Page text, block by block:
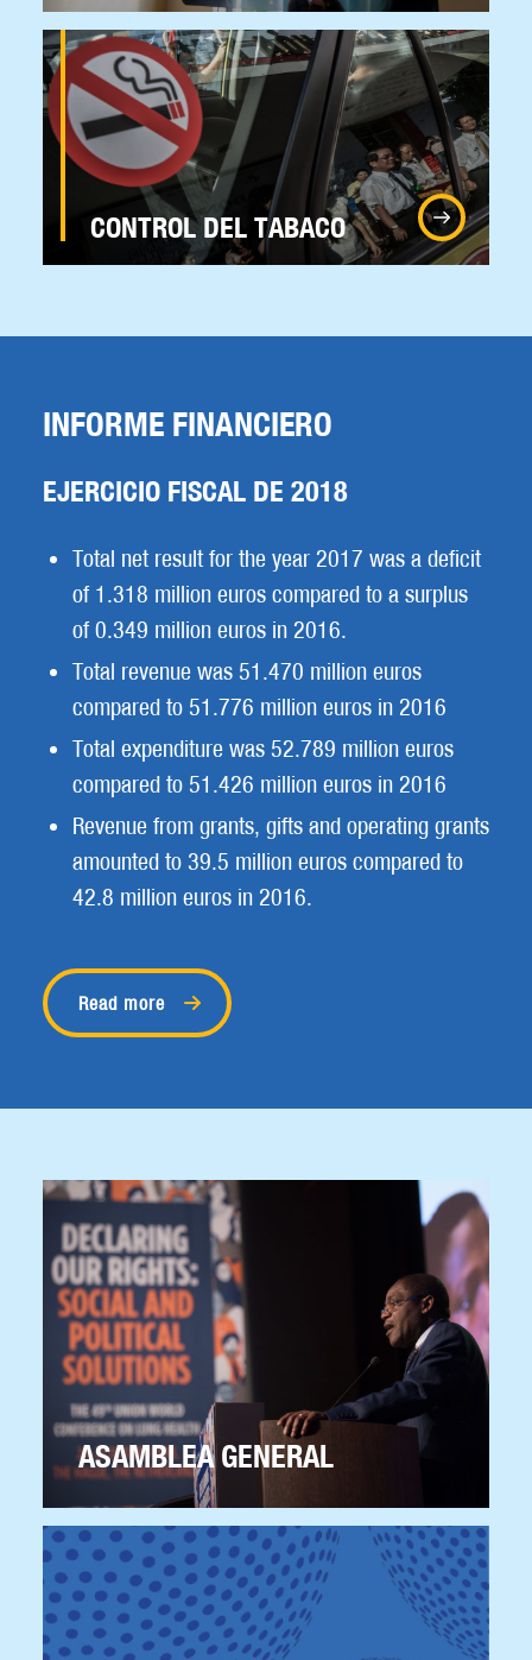
CONTROL DEL TABACO
INFORME FINANCIERO
EJERCICIO FISCAL DE 2018
Total net result for the year 2017 was a deficit
of 1.318 million euros compared to a surplus
of 0.349 million euros in 2016.
Total revenue was 51.470 million euros
compared to 51.776 million euros in 2016
Total expenditure was 52.789 million euros
compared to 51.426 million euros in 2016
Revenue from grants, gifts and operating grants
amounted to 39.5 million euros compared to
42.8 million euros in 2016.
Read more
ASAMBLEA GENERAL